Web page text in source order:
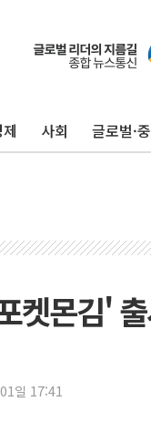
사회 글로벌·
켓몬김'
일 17:41